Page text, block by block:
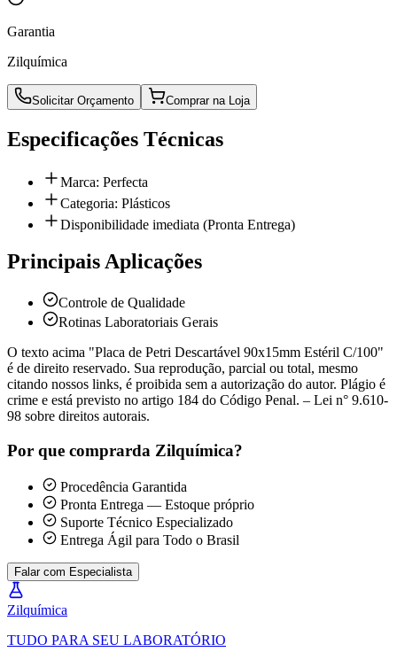
Garantia
Zilquímica
Solicitar Orçamento Comprar na Loja
Especificações Técnicas
Marca: Perfecta
Categoria: Plásticos
Disponibilidade imediata (Pronta Entrega)
Principais Aplicações
Controle de Qualidade
Rotinas Laboratoriais Gerais
O texto acima "Placa de Petri Descartável 90x15mm Estéril C/100"
é de direito reservado. Sua reprodução, parcial ou total, mesmo
citando nossos links, é proibida sem a autorização do autor. Plágio é
crime e está previsto no artigo 184 do Código Penal. – Lei n° 9.610-
98 sobre direitos autorais.
Por que comprarda Zilquímica?
Procedência Garantida
Pronta Entrega — Estoque próprio
Suporte Técnico Especializado
Entrega Ágil para Todo o Brasil
Falar com Especialista
Zilquímica
TUDO PARA SEU LABORATÓRIO